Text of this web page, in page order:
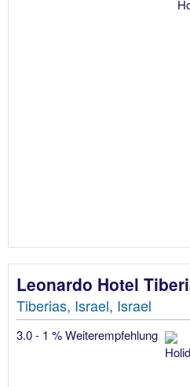
Leonardo Hotel
Tiberias, Israel, Israel
3.0 - 1 % Weiterempfehlung